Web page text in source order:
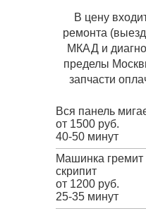
В цену
ремонта
МКАД и
пределы
запчасти
Вся панель
от 1500 руб.
40-50 минут
Машинка гремит
скрипит
от 1200 руб.
25-35 минут